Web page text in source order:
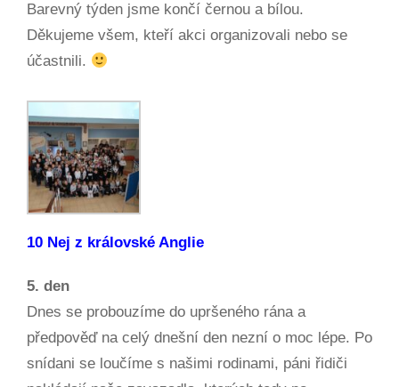
Barevný týden jsme končí černou a bílou.
Děkujeme všem, kteří akci organizovali nebo se
účastnili.
10 Nej z královské Anglie
5. den
Dnes se probouzíme do upršeného rána a
předpověď na celý dnešní den nezní o moc lépe. Po
snídani se loučíme s našimi rodinami, páni řidiči